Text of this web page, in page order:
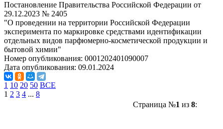
Постановление Правительства Российской Федерации от
29.12.2023 № 2405
"О проведении на территории Российской Федерации
эксперимента по маркировке средствами идентификации
отдельных видов парфюмерно-косметической продукции и
бытовой химии"
Номер опубликования: 0001202401090007
Дата опубликования: 09.01.2024
1 10 20 50 ВСЕ
1 2 3 4 ... 8
Страница №1 из 8: